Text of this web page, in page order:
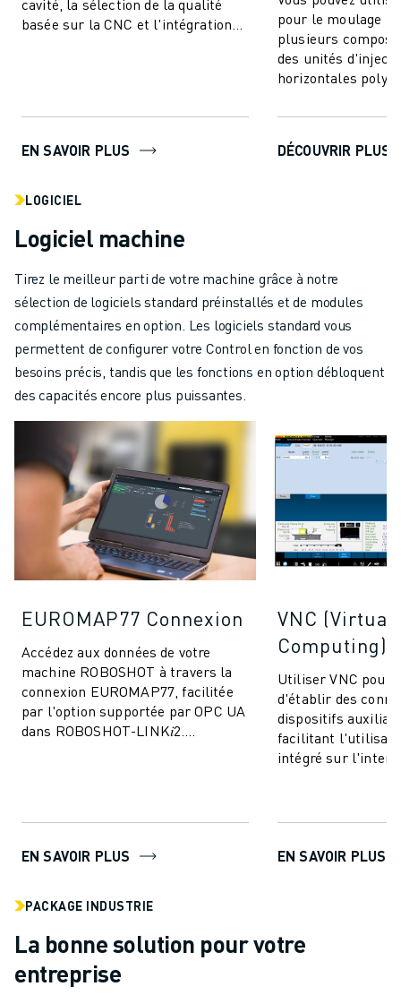
cavité, la sélection de la qualité
basée sur la CNC et l'intégration
EN SAVOIR PLUS
pour le moulage
plusieurs
des unités
horizontales
DÉCOUVRIR PLUS
LOGICIEL
Logiciel machine
Tirez le meilleur parti de votre machine grâce à notre
sélection de logiciels standard préinstallés et de modules
complémentaires en option. Les logiciels standard vous
permettent de configurer votre Control en fonction de vos
besoins précis, tandis que les fonctions en option débloquent
des capacités encore plus puissantes.
EUROMAP77 Connexion
Accédez aux données de votre
machine ROBOSHOT à travers la
connexion EUROMAP77, facilitée
par l'option supportée par OPC UA
dans ROBOSHOT-LINK𝑖2.
EN SAVOIR PLUS
VNC
Computing)
Utiliser VNC pour
d'établir des
dispositifs
facilitant
intégré sur
EN SAVOIR PLUS
PACKAGE INDUSTRIE
La bonne solution pour votre
entreprise